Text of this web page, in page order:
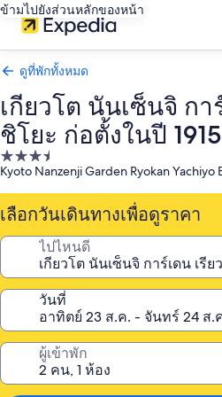
ข้ามไปยังส่วนหลักของหน้า
ดูที่พักทั้งหมด
เกียวโต นันเซ็นจิ กา
ชิโยะ ก่อตั้งในปี 1915
ที่พัก
3.5
Kyoto Nanzenji Garden Ryokan Yachiyo
เลือกวันเดินทางเพื่อดูราคา
ไปไหนดี
วันที่
ผู้เข้าพัก